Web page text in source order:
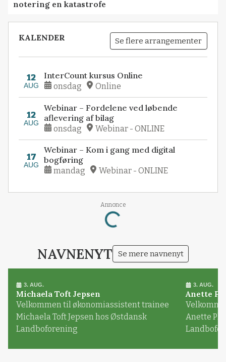
notering en katastrofe
KALENDER Se flere arrangementer
12
AUG
InterCount kursus Online
onsdag Online
12
AUG
Webinar – Fordelene ved løbende
aflevering af bilag
onsdag Webinar - ONLINE
17
AUG
Webinar – Kom i gang med digital
bogføring
mandag Webinar - ONLINE
Annonce
Loading...
NAVNENYT Se mere navnenyt
3. AUG.
Michaela Toft Jepsen
Velkommen til økonomiassistent trainee
Michaela Toft Jepsen hos Østdansk
Landboforening
3. AUG.
Anette
Anette